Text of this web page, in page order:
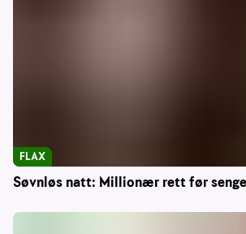
Søvnløs natt: Millionær rett før
FLAX